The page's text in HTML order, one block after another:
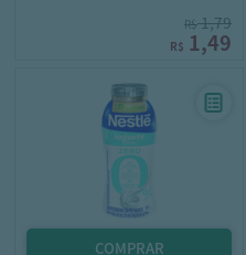
R$1,79
R$ 1,49